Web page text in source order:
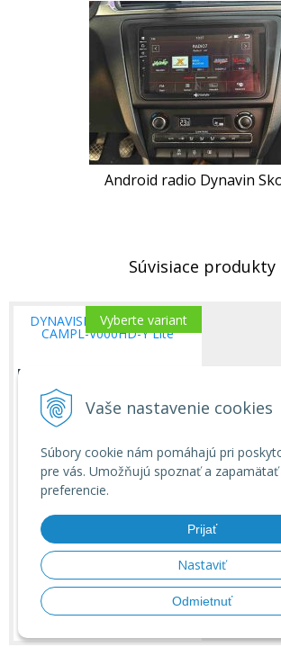
Vaše nastavenie cookies
Súbory cookie nám pomáhajú pri
pre vás. Umožňujú spoznať a zapamätať
preferencie.
Prijať
Nastaviť
Odmietnuť
Android radio Dynavin
Súvisiace produkty
DYNAVISION OEM kamera
CAMPL-V000HD-Y Lite
138,21 €bez DPH
Vyberte variant
Skladom